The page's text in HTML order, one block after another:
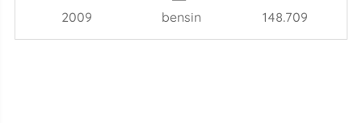
2009 bensin 148.709